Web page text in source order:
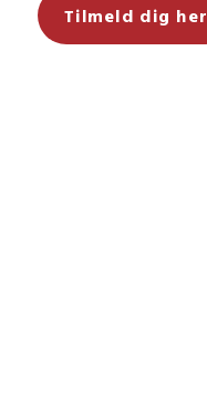
Tilmeld dig her